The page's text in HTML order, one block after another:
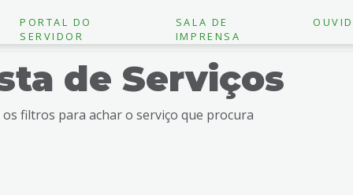
PORTAL DO
SERVIDOR
SALA DE
IMPRENSA
de Serviços
os filtros para achar o serviço que procura